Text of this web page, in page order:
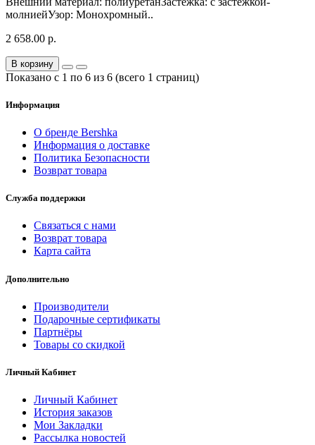
молниейУзор: Монохромный..
2 658.00 р.
В корзину
Показано с 1 по 6 из 6 (всего 1 страниц)
Информация
О бренде Bershka
Информация о доставке
Политика Безопасности
Возврат товара
Служба поддержки
Связаться с нами
Возврат товара
Карта сайта
Дополнительно
Производители
Подарочные сертификаты
Партнёры
Товары со скидкой
Личный Кабинет
Личный Кабинет
История заказов
Мои Закладки
Рассылка новостей